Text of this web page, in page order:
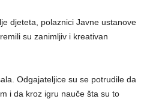
djeteta, polaznici Javne ustanove
su zanimljiv i kreativan
Odgajateljice su se potrudile da
i da kroz igru nauče šta su to